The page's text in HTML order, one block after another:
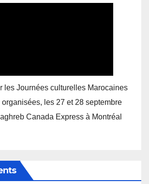
les Journées culturelles Marocaines
les 27 et 28 septembre
Canada Express à Montréal